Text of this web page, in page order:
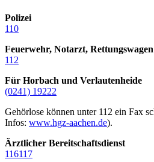
Polizei
110
Feuerwehr, Notarzt, Rettungswagen
112
Für Horbach und Verlautenheide
(0241) 19222
Gehörlose können unter 112 ein Fax
Infos: www.hgz-aachen.de).
Ärztlicher Bereitschaftsdienst
116117